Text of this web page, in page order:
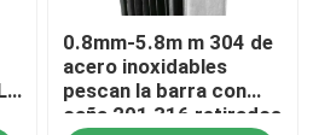
0.8mm-5.8m m 304 de
acero inoxidables
pescan la barra con
caña 201 316 retirados